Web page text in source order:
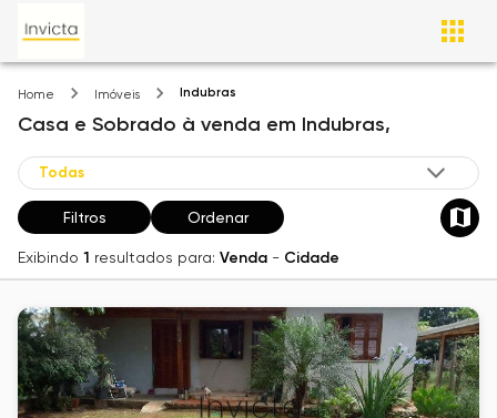
Home Imóveis Indubras
Casa e Sobrado à venda em Indubras,
Filtros Ordenar
Exibindo 1 resultados para: Venda - Cidade